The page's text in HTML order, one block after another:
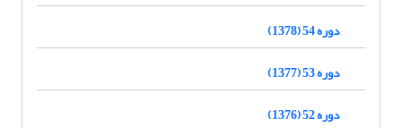
دوره 54 (1378)
دوره 53 (1377)
دوره 52 (1376)